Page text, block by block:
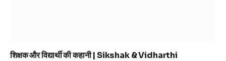
शिक्षक और विद्यार्थी की कहानी | Sikshak & Vidharthi